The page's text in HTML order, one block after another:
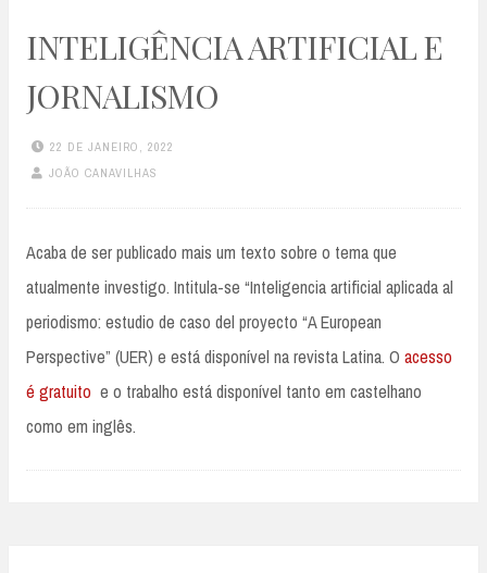
INTELIGÊNCIA ARTIFICIAL E
JORNALISMO
22 DE JANEIRO, 2022
JOÃO CANAVILHAS
Acaba de ser publicado mais um texto sobre o tema que
atualmente investigo. Intitula-se “Inteligencia artificial aplicada al
periodismo: estudio de caso del proyecto “A European
Perspective” (UER) e está disponível na revista Latina. O acesso
é gratuito e o trabalho está disponível tanto em castelhano
como em inglês.